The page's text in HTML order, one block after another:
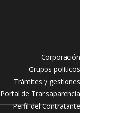
Corporación
Grupos políticos
Trámites y gestiones
Portal de Transaparencia
Perfil del Contratante